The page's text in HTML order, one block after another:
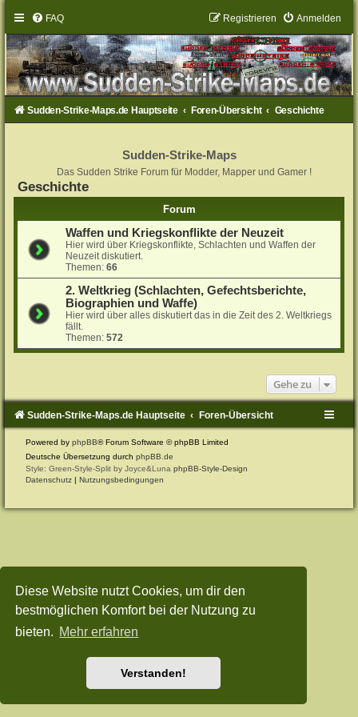
Diese Website nutzt Cookies, um dir den
bestmöglichen Komfort bei der Nutzung zu
bieten. Mehr erfahren
Verstanden!
FAQ Anmelden
Registrieren
Sudden-Strike-Maps.de Hauptseite Foren-Übersicht Geschichte
Sudden-Strike-Maps
Das Sudden Strike Forum für Modder, Mapper und Gamer !
Geschichte
Forum
Waffen und Kriegskonflikte der Neuzeit
Hier wird über Kriegskonflikte, Schlachten und Waffen der
Neuzeit diskutiert.
Themen:66
2. Weltkrieg (Schlachten, Gefechtsberichte,
Biographien und Waffe)
Hier wird über alles diskutiert das in die Zeit des 2. Weltkriegs
fällt.
Themen:572
Gehe zu
Sudden-Strike-Maps.de Hauptseite Foren-Übersicht
Powered byphpBB® Forum Software © phpBB Limited
Deutsche Übersetzung durchphpBB.de
Style: Green-Style-Split by Joyce&LunaphpBB-Style-Design
Datenschutz
Nutzungsbedingungen